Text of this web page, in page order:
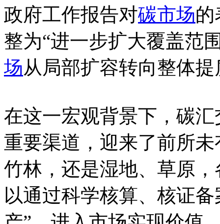
政府工作报告对碳市场的
整为“进一步扩大覆盖范
场从局部扩容转向整体
在这一宏观背景下，碳
重要渠道，迎来了前所
竹林，还是湿地、草原
以通过科学核算、核证